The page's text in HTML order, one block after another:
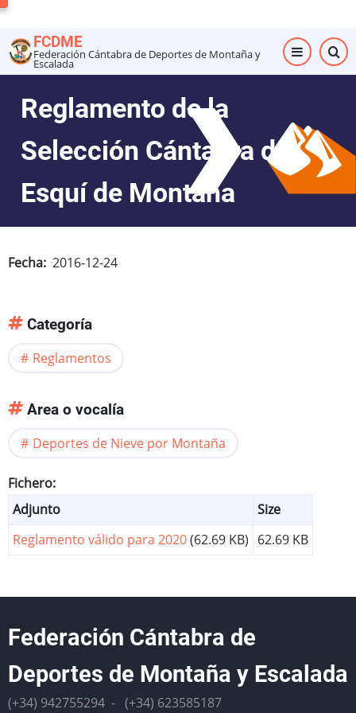
al
contenido
principal
FCDME
Federación Cántabra de Deportes de Montaña y
Escalada
Reglamento de la
Selección Cántabra de
Esquí de Montaña
Fecha 2016-12-24
Categoría
Reglamentos
Area o vocalía
Deportes de Nieve por Montaña
Fichero
Adjunto
Size
Reglamento válido para 2020(62.69 KB) 62.69 KB
Federación Cántabra de
Deportes de Montaña y Escalada
(+34) 942755294 - (+34) 623585187